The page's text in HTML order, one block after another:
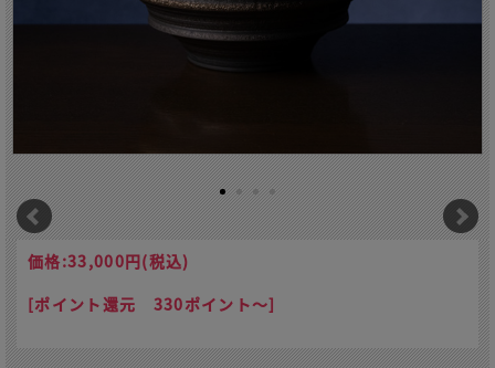
価格:33,000円(税込)
[ポイント還元 330ポイント～]